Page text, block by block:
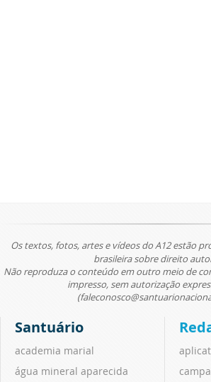
Os textos, fotos, artes e vídeos do A12 estão
brasileira sobre direito
Não reproduza o conteúdo em outro meio de
impresso, sem autorização
Santuário
academia marial
água mineral aparecida